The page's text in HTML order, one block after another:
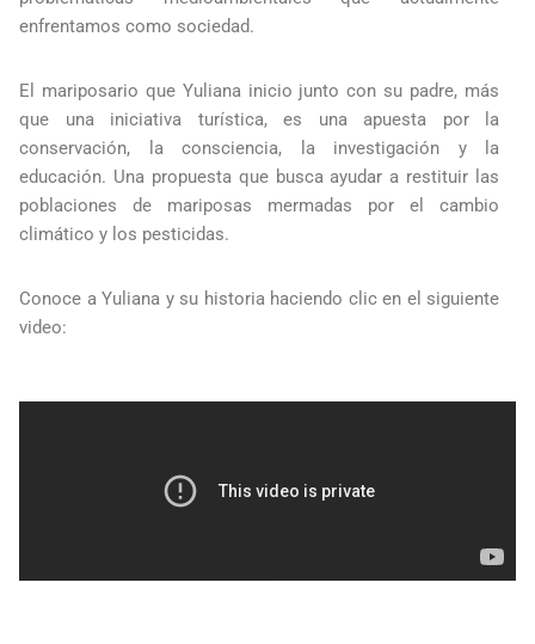
enfrentamos como sociedad.
El mariposario que Yuliana inicio junto con su padre, más
que una iniciativa turística, es una apuesta por la
conservación, la consciencia, la investigación y la
educación. Una propuesta que busca ayudar a restituir las
poblaciones de mariposas mermadas por el cambio
climático y los pesticidas.
Conoce a Yuliana y su historia haciendo clic en el siguiente
video: